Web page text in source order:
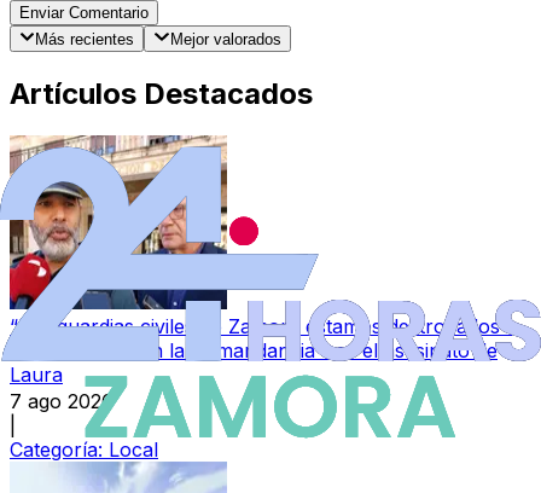
Enviar Comentario
Más recientes
Mejor valorados
Artículos Destacados
“Los guardias civiles de Zamora estamos destrozados”:
la conmoción en la Comandancia tras el asesinato de
Laura
7 ago 2026
Categoría: Local